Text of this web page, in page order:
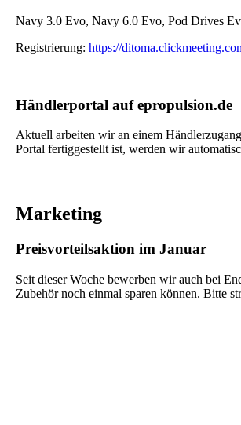
Navy 3.0 Evo, Navy 6.0 Evo, Pod Drives
Registrierung: https://
Händlerportal auf epropulsion.de
Aktuell arbeiten wir an einem
Portal fertiggestellt ist, werden wir
Marketing
Preisvorteilsaktion im Januar
Seit dieser Woche bewerben wir auch bei
Zubehör noch einmal sparen können. Bitte